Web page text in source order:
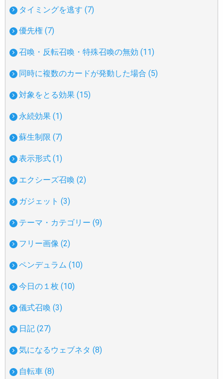
タイミングを逃す (7)
優先権 (7)
召喚・反転召喚・特殊召喚の無効 (11)
同時に複数のカードが発動した場合 (5)
対象をとる効果 (15)
永続効果 (1)
蘇生制限 (7)
表示形式 (1)
エクシーズ召喚 (2)
ガジェット (3)
テーマ・カテゴリー (9)
フリー画像 (2)
ペンデュラム (10)
今日の１枚 (10)
儀式召喚 (3)
日記 (27)
気になるウェブネタ (8)
自転車 (8)